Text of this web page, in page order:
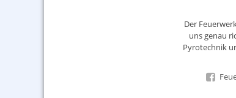
Der
uns genau
Pyrotechnik